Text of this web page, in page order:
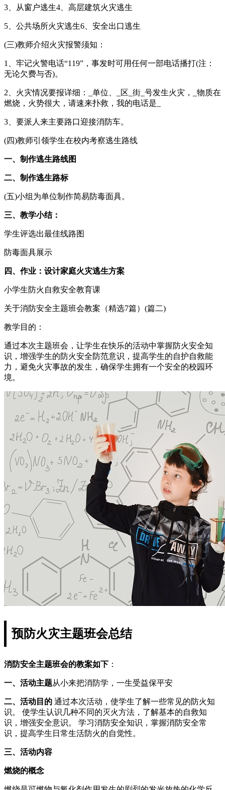
3、从窗户逃生4、高层建筑火灾逃生
5、公共场所火灾逃生6、安全出口逃生
(三)教师介绍火灾报警须知：
1、牢记火警电话“119”，事发时可用任何一部电话播打(注：
无论欠费与否)。
2、火灾情况要报详细：_单位、_区_街_号发生火灾，_物质在
燃烧，火势很大，请速来扑救，我的电话是_
3、要派人来主要路口迎接消防车。
(四)教师引领学生在校内考察逃生路线
一、制作逃生路线图
二、制作逃生路标
(五)小组为单位制作简易防毒面具。
三、教学小结：
学生评选出最佳线路图
防毒面具展示
四、作业：设计家庭火灾逃生方案
小学生防火自救安全教育课
关于消防安全主题班会教案（精选7篇）(篇二)
教学目的：
通过本次主题班会，让学生在快乐的活动中掌握防火安全知
识，增强学生的防火安全防范意识，提高学生的自护自救能
力，避免火灾事故的发生，确保学生拥有一个安全的校园环
境。
预防火灾主题班会总结
消防安全主题班会的教案如下 ：
一、活动主题从小来把消防学，一生受益保平安
二、活动目的 通过本次活动，使学生了解一些常见的防火知
识。 使学生认识几种不同的灭火方法，了解基本的自救知
识，增强安全意识。 学习消防安全知识，掌握消防安全常
识，提高学生日常生活防火的自觉性。
三、活动内容
燃烧的概念